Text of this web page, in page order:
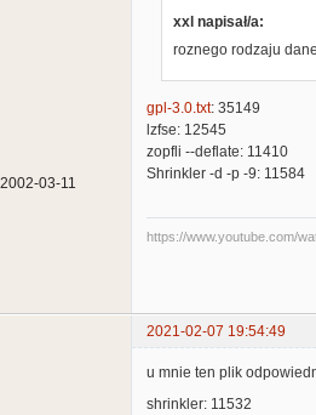
2002-03-11
xxl napisał/a:
roznego rodzaju
gpl-3.0.txt: 35149
lzfse: 12545
zopfli --deflate: 11410
Shrinkler -d -p -9: 11584
https://www.youtube.com/
2021-02-07 19:54:49
u mnie ten plik
shrinkler: 11532